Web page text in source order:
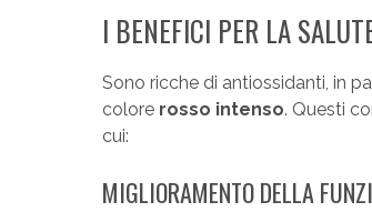
I BENEFICI PER LA
Sono ricche di antiossidanti, in
colore rosso intenso. Questi
cui:
MIGLIORAMENTO DELLA